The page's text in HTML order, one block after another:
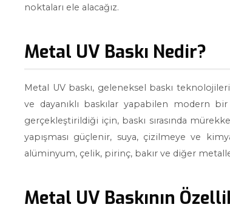
noktaları ele alacağız.
Metal UV Baskı Nedir?
Metal UV baskı, geleneksel baskı
ve dayanıklı baskılar yapabilen modern
gerçekleştirildiği için, baskı sırasında
yapışması güçlenir, suya, çizilmeye ve
alüminyum, çelik, pirinç, bakır ve diğer
Metal UV Baskının